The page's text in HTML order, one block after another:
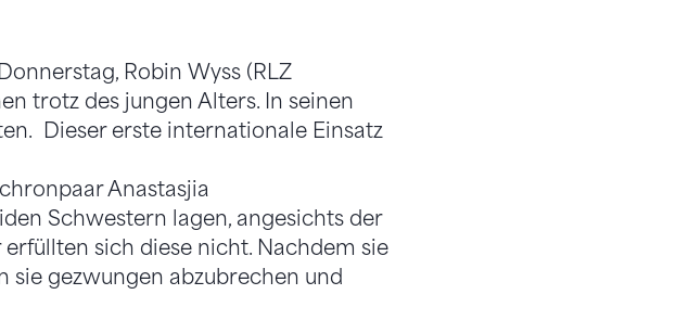
Robin Wyss (RLZ
trotz des jungen Alters. In seinen
Dieser erste internationale Einsatz
Anastasjia
Schwestern lagen, angesichts der
sich diese nicht. Nachdem sie
sie gezwungen abzubrechen und